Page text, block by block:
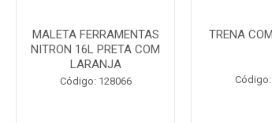
MALETA FERRAMENTAS
NITRON 16L PRETA COM
LARANJA
Código: 128066
TRENA